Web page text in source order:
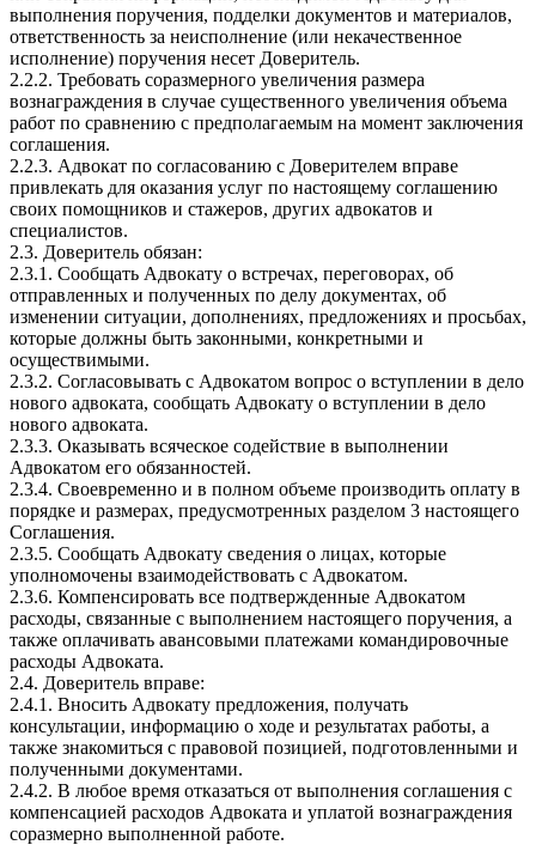
выполнения поручения, подделки документов и материалов,
ответственность за неисполнение (или некачественное
исполнение) поручения несет Доверитель.
2.2.2. Требовать соразмерного увеличения размера
вознаграждения в случае существенного увеличения объема
работ по сравнению с предполагаемым на момент заключения
соглашения.
2.2.3. Адвокат по согласованию с Доверителем вправе
привлекать для оказания услуг по настоящему соглашению
своих помощников и стажеров, других адвокатов и
специалистов.
2.3. Доверитель обязан:
2.3.1. Сообщать Адвокату о встречах, переговорах, об
отправленных и полученных по делу документах, об
изменении ситуации, дополнениях, предложениях и просьбах,
которые должны быть законными, конкретными и
осуществимыми.
2.3.2. Согласовывать с Адвокатом вопрос о вступлении в дело
нового адвоката, сообщать Адвокату о вступлении в дело
нового адвоката.
2.3.3. Оказывать всяческое содействие в выполнении
Адвокатом его обязанностей.
2.3.4. Своевременно и в полном объеме производить оплату в
порядке и размерах, предусмотренных разделом 3 настоящего
Соглашения.
2.3.5. Сообщать Адвокату сведения о лицах, которые
уполномочены взаимодействовать с Адвокатом.
2.3.6. Компенсировать все подтвержденные Адвокатом
расходы, связанные с выполнением настоящего поручения, а
также оплачивать авансовыми платежами командировочные
расходы Адвоката.
2.4. Доверитель вправе:
2.4.1. Вносить Адвокату предложения, получать
консультации, информацию о ходе и результатах работы, а
также знакомиться с правовой позицией, подготовленными и
полученными документами.
2.4.2. В любое время отказаться от выполнения соглашения с
компенсацией расходов Адвоката и уплатой вознаграждения
соразмерно выполненной работе.